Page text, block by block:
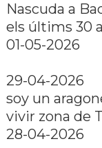
Nascuda a
els últims 30
01-05-2026
29-04-2026
soy un
vivir zona de
28-04-2026